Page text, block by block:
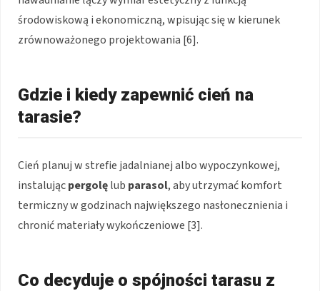
środowiskową i ekonomiczną, wpisując się w kierunek
zrównoważonego projektowania [6].
Gdzie i kiedy zapewnić cień na
tarasie?
Cień planuj w strefie jadalnianej albo wypoczynkowej,
instalującpergolęlub parasol, aby utrzymać komfort
termiczny w godzinach największego nasłonecznienia i
chronić materiały wykończeniowe [3].
Co decyduje o spójności tarasu z